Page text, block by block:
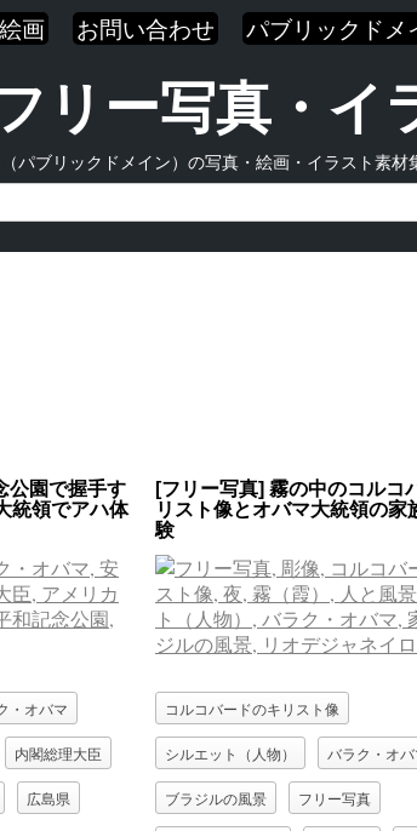
画 お問い合わせ パブリックドメ
リー写真・イ
パブリックドメイン）の写真・絵画・イラスト素材
公園で握手す
統領でアハ体
・オバマ
内閣総理大臣
広島県
[フリー写真] 霧の中のコルコ
リスト像とオバマ大統領の家
験
コルコバードのキリスト像
シルエット（人物） バラク・オ
ブラジルの風景 フリー写真